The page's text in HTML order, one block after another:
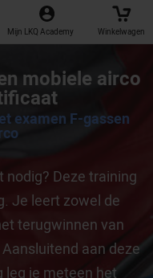
Mijn LKQ Academy Winkelwagen
mobiele airco
examen F-gassen
nodig? Deze training
Je leert zowel de
terugwinnen van
aan deze
leg je meteen het